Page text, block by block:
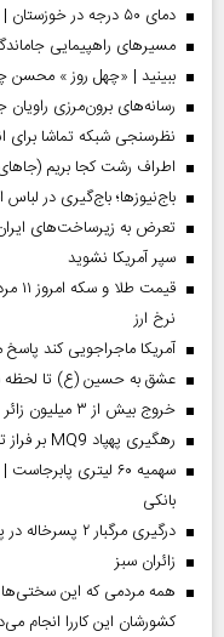
دمای ۵۰ درجه در خوزستان | احتمال بارش‌های سیل‌آسا در ۳ استان
مسیر‌های راهپیمایی
ببینید | «چهل روز »
رسانه‌های برون‌مرزی راویان
نظرسنجی شبکه تماشا
اطراف رشت کجا بریم
باج‌نیوزها؛ باج‌گیری در
تعرض به زیرساخت‌های
سپر آمریکا نشوید
نرخ ارز
آمریکا ماجراجویی کند
عشق به حسین (ع) تا لحظه
خروج بیش از ۳ میلیون زائر از تمام مرز‌های کشور
رهگیری پهپاد MQ9 بر فراز تنگه هرمز
سهمیه ۶۰ لیتری
بانکی
درگیری مرگبار ۲ پسرخاله در پارک
‌زائران سبز
همه مردمی که این سختی‌ها
کشورشان این کاررا انجام